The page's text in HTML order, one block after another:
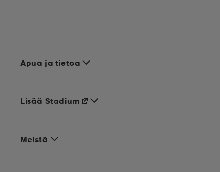
Apua ja tietoa
Meistä
Lisää Stadium